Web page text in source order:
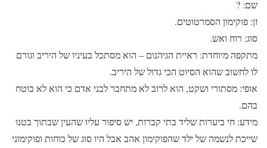
שם: ?
זן: פוקימון הסמרטוטים.
סוג: רוח ואש.
מתקפה מיוחדת: ראיית הגיהנום – הוא מסתכל בעיניו של היריב וגורם
לו לחשוב שהוא הסיוט הכי גדול של היריב.
אופי: מסתורי ושקט, הוא לרוב לא מתחבר לבני אדם כי הוא לא בוטח
בהם.
מידע: חי ביערות שליד בתי קברות, יש סיפור עליו שהעין שבתוך בטנו
שייכת לנשמה של ילד שהפוקימון אהב אבל היו סוג של כוחות ופוקימוני